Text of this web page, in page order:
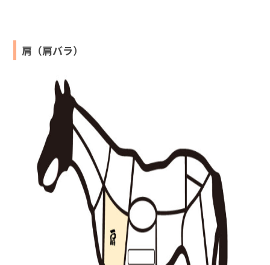
肩（肩バラ）